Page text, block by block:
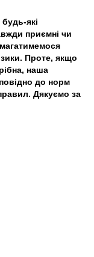
які
приємні чи
Проте, якщо
наша
до норм
Дякуємо за